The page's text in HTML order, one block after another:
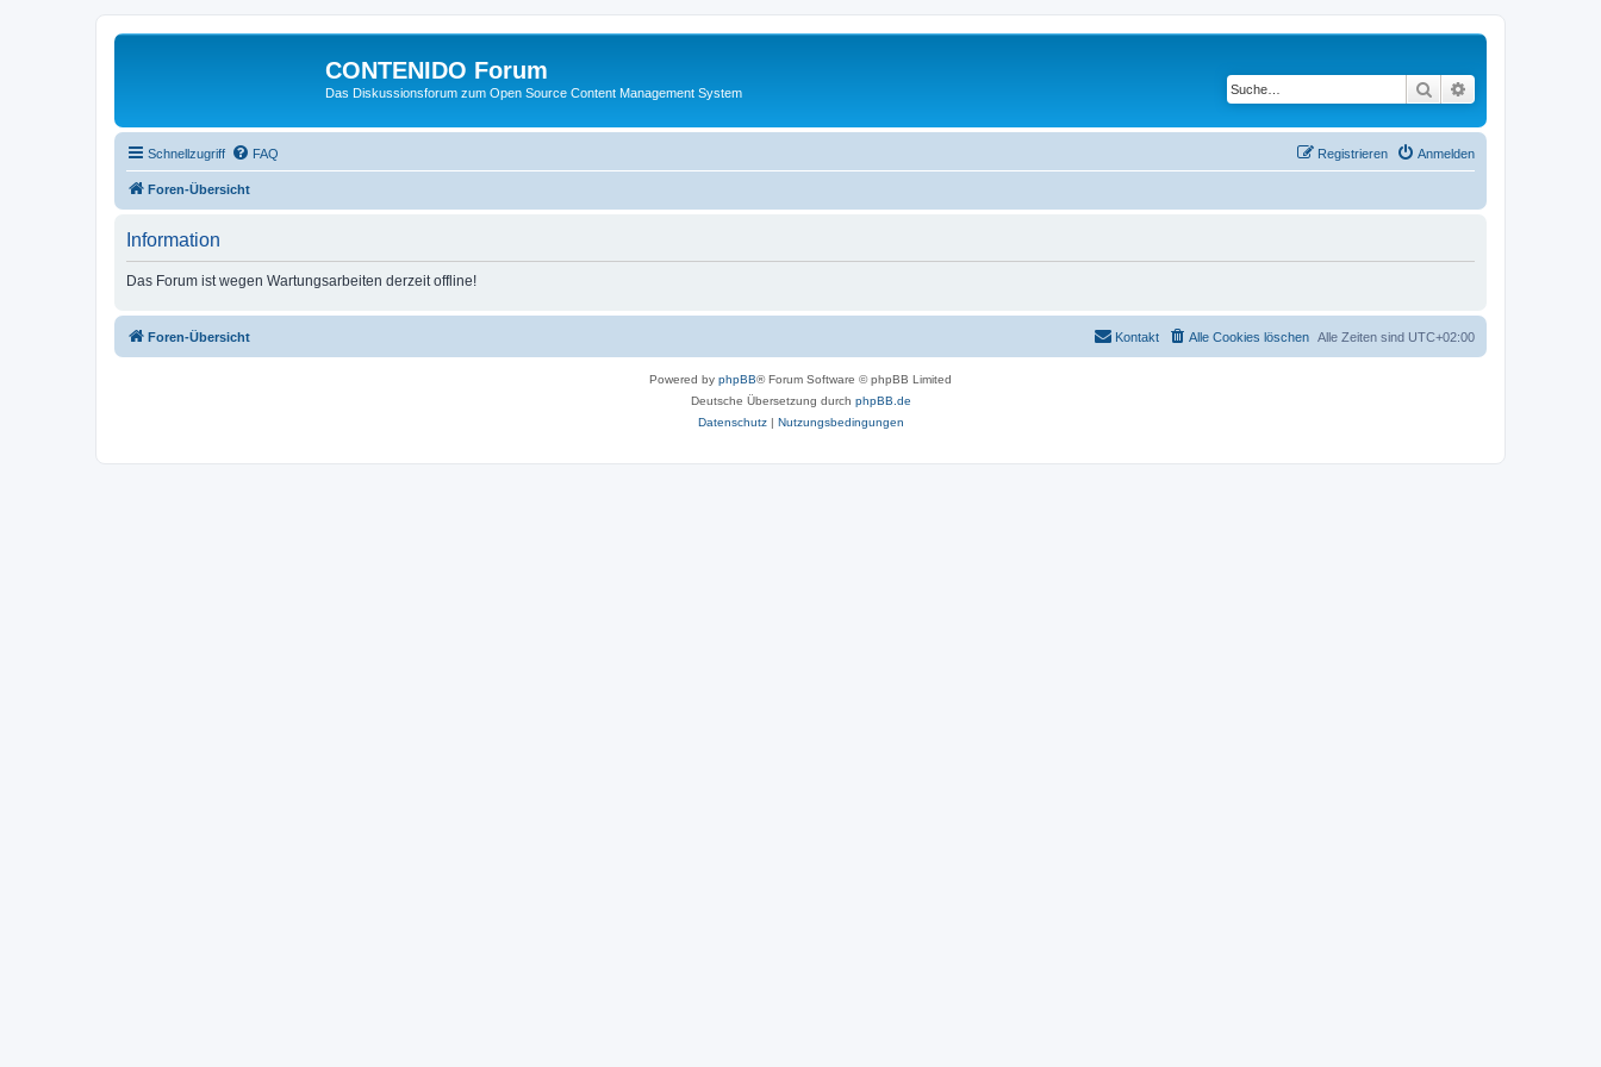
CONTENIDO Forum
Das Diskussionsforum zum Open Source Content Management System Suche
Schnellzugriff FAQ Anmelden
Registrieren
Foren-Übersicht
Information
Das Forum ist wegen Wartungsarbeiten derzeit offline!
Foren-Übersicht Alle Zeiten sind UTC+02:00
Alle Cookies löschen
Kontakt
Powered by phpBB® Forum Software © phpBB Limited
Deutsche Übersetzung durch phpBB.de
Datenschutz| Nutzungsbedingungen